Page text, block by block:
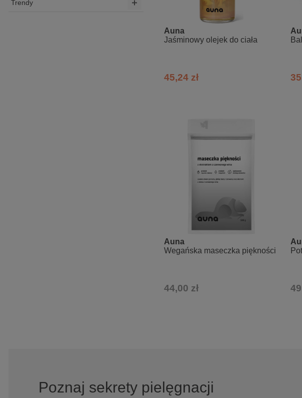
Trendy
Auna
Jaśminowy olejek do ciała
45,24 zł
Auna
Wegańska maseczka piękności
44,00 zł
Poznaj sekrety pielęgnacji